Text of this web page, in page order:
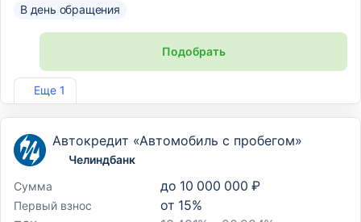
Еще 1
В день обращения
Подобрать
Лиц. №1745
Автокредит «Автомобиль с пробегом»
Челиндбанк
Сумма
до 10 000 000 ₽
Первый взнос от 15%